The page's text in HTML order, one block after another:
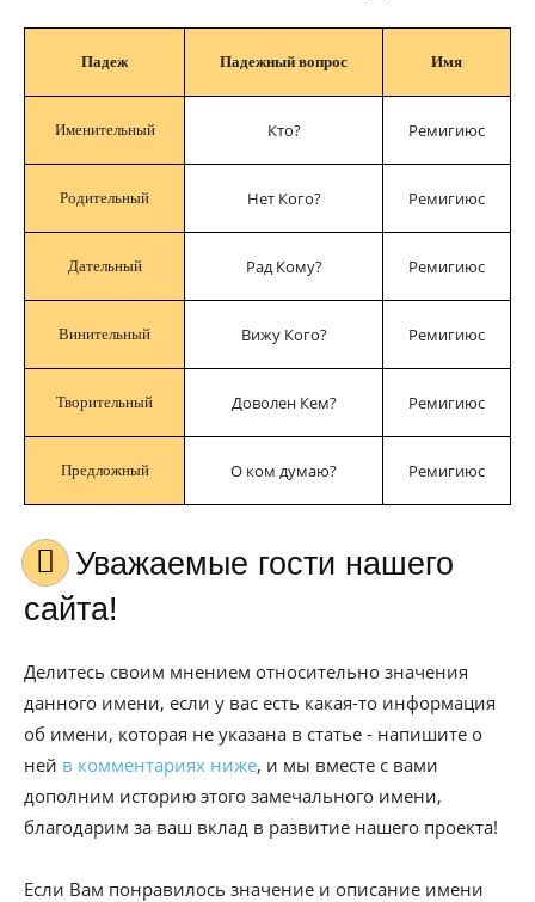
Падеж Падежный вопрос Имя
Именительный Кто? Ремигиюс
Родительный Нет Кого? Ремигиюс
Дательный Рад Кому? Ремигиюс
Винительный Вижу Кого? Ремигиюс
Творительный Доволен Кем? Ремигиюс
Предложный О ком думаю? Ремигиюс
Уважаемые гости нашего
сайта!
Делитесь своим мнением относительно значения
данного имени, если у вас есть какая-то информация
об имени, которая не указана в статье - напишите о
ней в комментариях ниже, и мы вместе с вами
дополним историю этого замечального имени,
благодарим за ваш вклад в развитие нашего проекта!
Если Вам понравилось значение и описание имени